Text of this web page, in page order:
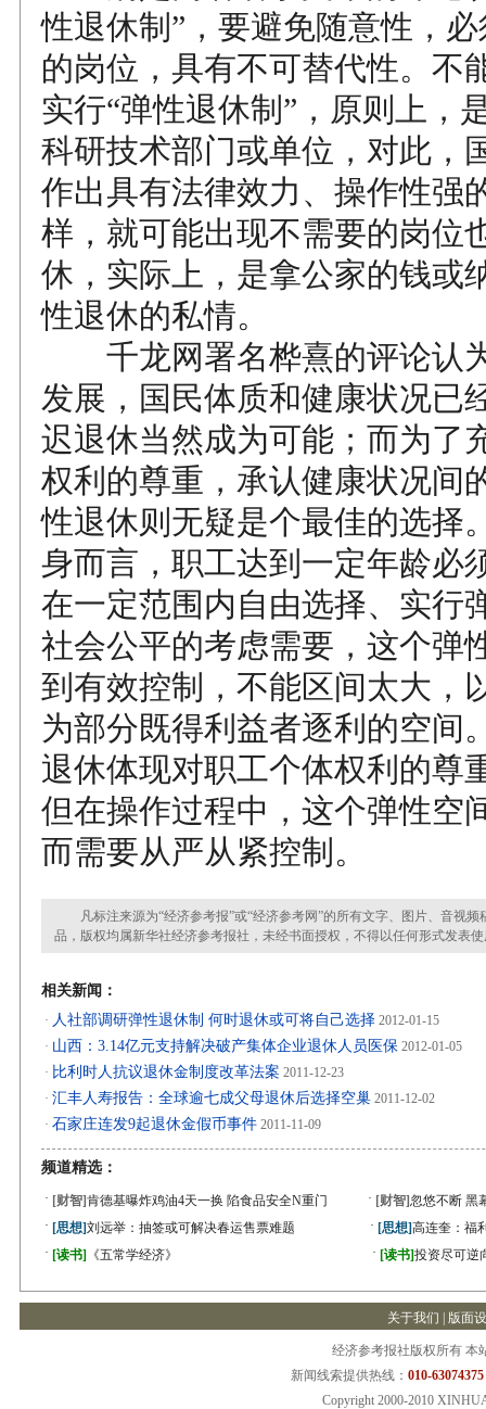
性退休制”，要避免随意性，
的岗位，具有不可替代性。不
实行“弹性退休制”，原则上，
科研技术部门或单位，对此，
作出具有法律效力、操作性强
样，就可能出现不需要的岗位
休，实际上，是拿公家的钱或
性退休的私情。
千龙网署名桦熹的评论认
发展，国民体质和健康状况已
迟退休当然成为可能；而为了
权利的尊重，承认健康状况间
性退休则无疑是个最佳的选择
身而言，职工达到一定年龄必
在一定范围内自由选择、实行
社会公平的考虑需要，这个弹
到有效控制，不能区间太大，
为部分既得利益者逐利的空间
退休体现对职工个体权利的尊
但在操作过程中，这个弹性空
而需要从严从紧控制。
凡标注来源为“经济参考报”或“经济参考网”的所有文字、图片、音视频
品，版权均属新华社经济参考报社，未经书面授权，不得以任何形式发表
相关新闻：
· 人社部调研弹性退休制 何时退休或可将自己选择 2012-01-15
· 山西：3.14亿元支持解决破产集体企业退休人员医保 2012-01-05
· 比利时人抗议退休金制度改革法案 2011-12-23
· 汇丰人寿报告：全球逾七成父母退休后选择空巢 2011-12-02
· 石家庄连发9起退休金假币事件 2011-11-09
频道精选：
· [财智]肯德基曝炸鸡油4天一换 陷食品安全N重门 · [财智]忽悠不断 黑
· [思想]刘远举：抽签或可解决春运售票难题 · [思想]高连奎：福
· [读书] 《五常学经济》 · [读书]投资尽可逆
关于我们 版面
经济参考报社版权所有 本
新闻线索提供热线： 010-
Copyright 2000-2010